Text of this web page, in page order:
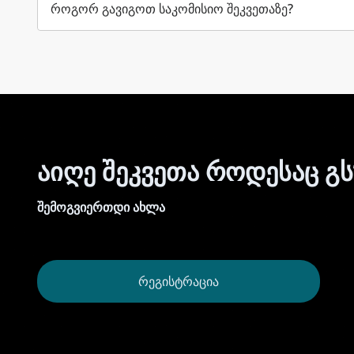
როგორ გავიგოთ საკომისიო შეკვეთაზე?
აიღე შეკვეთა როდესაც
შემოგვიერთდი ახლა
ᲠᲔᲒᲘᲡᲢᲠᲐᲪᲘᲐ